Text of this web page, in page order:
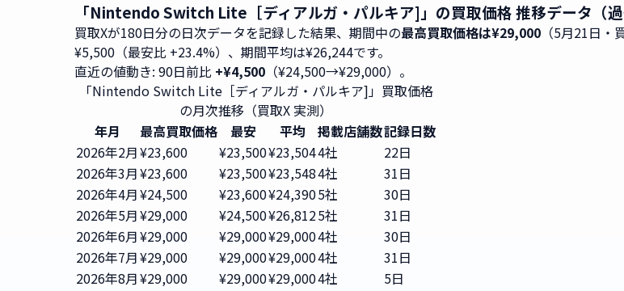
「Nintendo Switch Lite［ディアルガ・パルキア]」の買取価格 推移データ（過
買取Xが180日分の日次データを記録した結果、期間中の最高買取価格は¥29,000 （5月21日・
¥5,500（最安比 +23.4%）、期間平均は¥26,244です。
直近の値動き: 90日前比 +¥4,500 （¥24,500→¥29,000）。
「Nintendo Switch Lite［ディアルガ・パルキア]」買取価格
の月次推移（買取X 実測）
年月
最高買取価格 最安 平均 掲載店舗数記録日数
2026年2月¥23,600 ¥23,500¥23,5044社
22日
2026年3月¥23,600 ¥23,500¥23,5484社
31日
2026年4月¥24,500 ¥23,600¥24,3905社
30日
2026年5月¥29,000 ¥24,500¥26,8125社
31日
2026年6月¥29,000 ¥29,000¥29,0004社
30日
2026年7月¥29,000 ¥29,000¥29,0004社
31日
2026年8月¥29,000 ¥29,000¥29,0004社
5日